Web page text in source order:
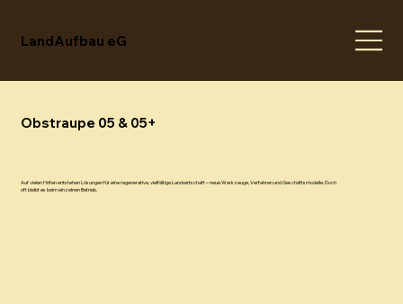
LandAufbau eG
Obstraupe 05 & 05+
Auf vielen Höfen entstehen Lösungen für eine regenerative, vielfältige Landwirtschaft – neue Werkzeuge, Verfahren und Geschäftsmodelle. Doch
oft bleibt es beim einzelnen Betrieb.